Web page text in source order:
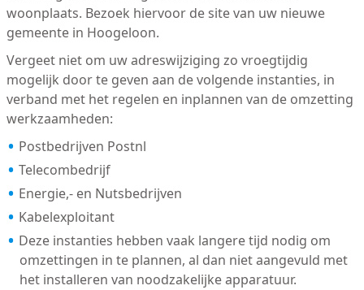
woonplaats. Bezoek hiervoor de site van uw nieuwe
gemeente in Hoogeloon.
Vergeet niet om uw adreswijziging zo vroegtijdig
mogelijk door te geven aan de volgende instanties, in
verband met het regelen en inplannen van de omzetting
werkzaamheden:
Postbedrijven Postnl
Telecombedrijf
Energie,- en Nutsbedrijven
Kabelexploitant
Deze instanties hebben vaak langere tijd nodig om
omzettingen in te plannen, al dan niet aangevuld met
het installeren van noodzakelijke apparatuur.